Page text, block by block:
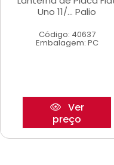
Uno 11/... Palio
Código: 40637
Embalagem: PC
Ver
preço